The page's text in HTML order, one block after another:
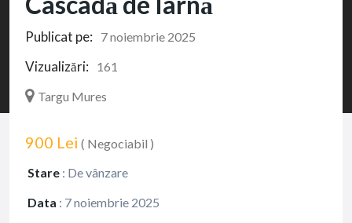
Publicat pe: 7 noiembrie 2025
Vizualizări:
161
Targu Mures
900 Lei ( Negociabil )
Stare : De vânzare
Data : 7 noiembrie 2025